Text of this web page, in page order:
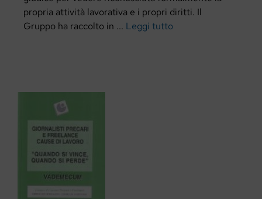
propria attività lavorativa e i propri diritti. Il
Gruppo ha raccolto in ... Leggi tutto